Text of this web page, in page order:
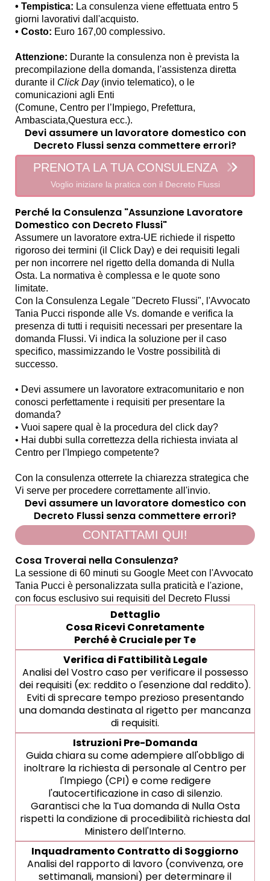
• Tempistica: La consulenza viene effettuata entro 5
giorni lavorativi dall'acquisto.
• Costo: Euro 167,00 complessivo.
Attenzione: Durante la consulenza non è prevista la
precompilazione della domanda, l'assistenza diretta
durante il Click Day(invio telematico), o le
comunicazioni agli Enti
(Comune, Centro per l’Impiego, Prefettura,
Ambasciata,Questura ecc.).
Devi assumere un lavoratore domestico con
Decreto Flussi senza commettere errori?
PRENOTA LA TUA CONSULENZA
Voglio iniziare la pratica con il Decreto Flussi
Perché la Consulenza "Assunzione Lavoratore
Domestico con Decreto Flussi"
Assumere un lavoratore extra-UE richiede il rispetto
rigoroso dei termini (il Click Day) e dei requisiti legali
per non incorrere nel rigetto della domanda di Nulla
Osta. La normativa è complessa e le quote sono
limitate.
Con la Consulenza Legale "Decreto Flussi", l'Avvocato
Tania Pucci risponde alle Vs. domande e verifica la
presenza di tutti i requisiti necessari per presentare la
domanda Flussi. Vi indica la soluzione per il caso
specifico, massimizzando le Vostre possibilità di
successo.
• Devi assumere un lavoratore extracomunitario e non
conosci perfettamente i requisiti per presentare la
domanda?
• Vuoi sapere qual è la procedura del click day?
• Hai dubbi sulla correttezza della richiesta inviata al
Centro per l'Impiego competente?
Con la consulenza otterrete la chiarezza strategica che
Vi serve per procedere correttamente all'invio.
Devi assumere un lavoratore domestico con
Decreto Flussi senza commettere errori?
CONTATTAMI QUI!
Cosa Troverai nella Consulenza?
La sessione di 60 minuti su Google Meet con l'Avvocato
Tania Pucci è personalizzata sulla praticità e l'azione,
con focus esclusivo sui requisiti del Decreto Flussi
Dettaglio
Cosa Ricevi Conretamente
Perché è Cruciale per Te
Verifica di Fattibilità Legale
Analisi del Vostro caso per verificare il possesso
dei requisiti (ex: reddito o l'esenzione dal reddito).
Eviti di sprecare tempo prezioso presentando
una domanda destinata al rigetto per mancanza
di requisiti.
Istruzioni Pre-Domanda
Guida chiara su come adempiere all'obbligo di
inoltrare la richiesta di personale al Centro per
l'Impiego (CPI) e come redigere
l'autocertificazione in caso di silenzio.
Garantisci che la Tua domanda di Nulla Osta
rispetti la condizione di procedibilità richiesta dal
Ministero dell'Interno.
Inquadramento Contratto di Soggiorno
Analisi del rapporto di lavoro (convivenza, ore
settimanali, mansioni) per determinare il